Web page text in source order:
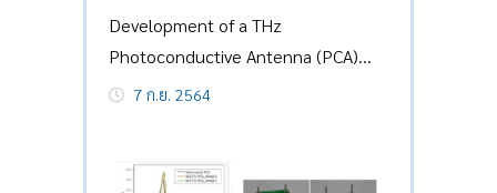
Development of a THz
Photoconductive Antenna (PCA)
Emitter
7 ก.ย. 2564